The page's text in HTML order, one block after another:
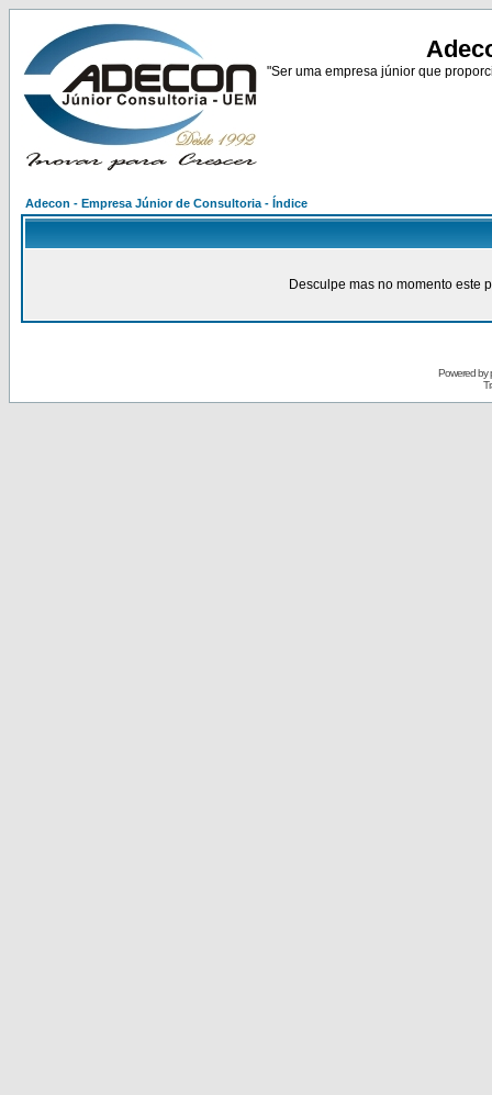
"Ser uma empresa júnior que
Adecon - Empresa Júnior de Consultoria - Índice
Desculpe mas no momento este
Powered by